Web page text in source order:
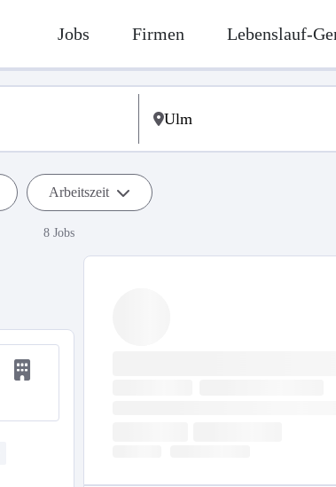
Jobs Firmen Lebenslauf-
Arbeitszeit
8 Jobs